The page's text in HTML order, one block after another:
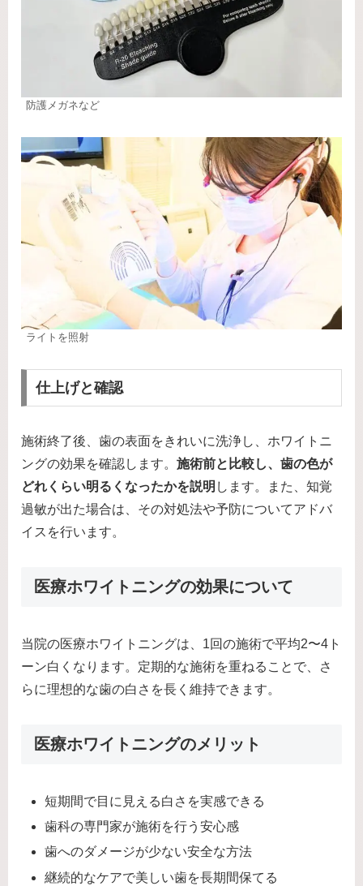
防護メガネなど
ライトを照射
仕上げと確認
施術終了後、歯の表面をきれいに洗浄し、ホワイトニ
ングの効果を確認します。 施術前と比較し、歯の色が
どれくらい明るくなったかを説明 します。また、知覚
過敏が出た場合は、その対処法や予防についてアドバ
イスを行います。
医療ホワイトニングの効果について
当院の医療ホワイトニングは、1回の施術で平均2〜4ト
ーン白くなります。定期的な施術を重ねることで、さ
らに理想的な歯の白さを長く維持できます。
医療ホワイトニングのメリット
短期間で目に見える白さを実感できる
歯科の専門家が施術を行う安心感
歯へのダメージが少ない安全な方法
継続的なケアで美しい歯を長期間保てる